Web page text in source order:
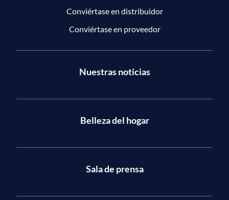
Conviértase en distribuidor
Conviértase en proveedor
Nuestras noticias
Belleza del hogar
Sala de prensa